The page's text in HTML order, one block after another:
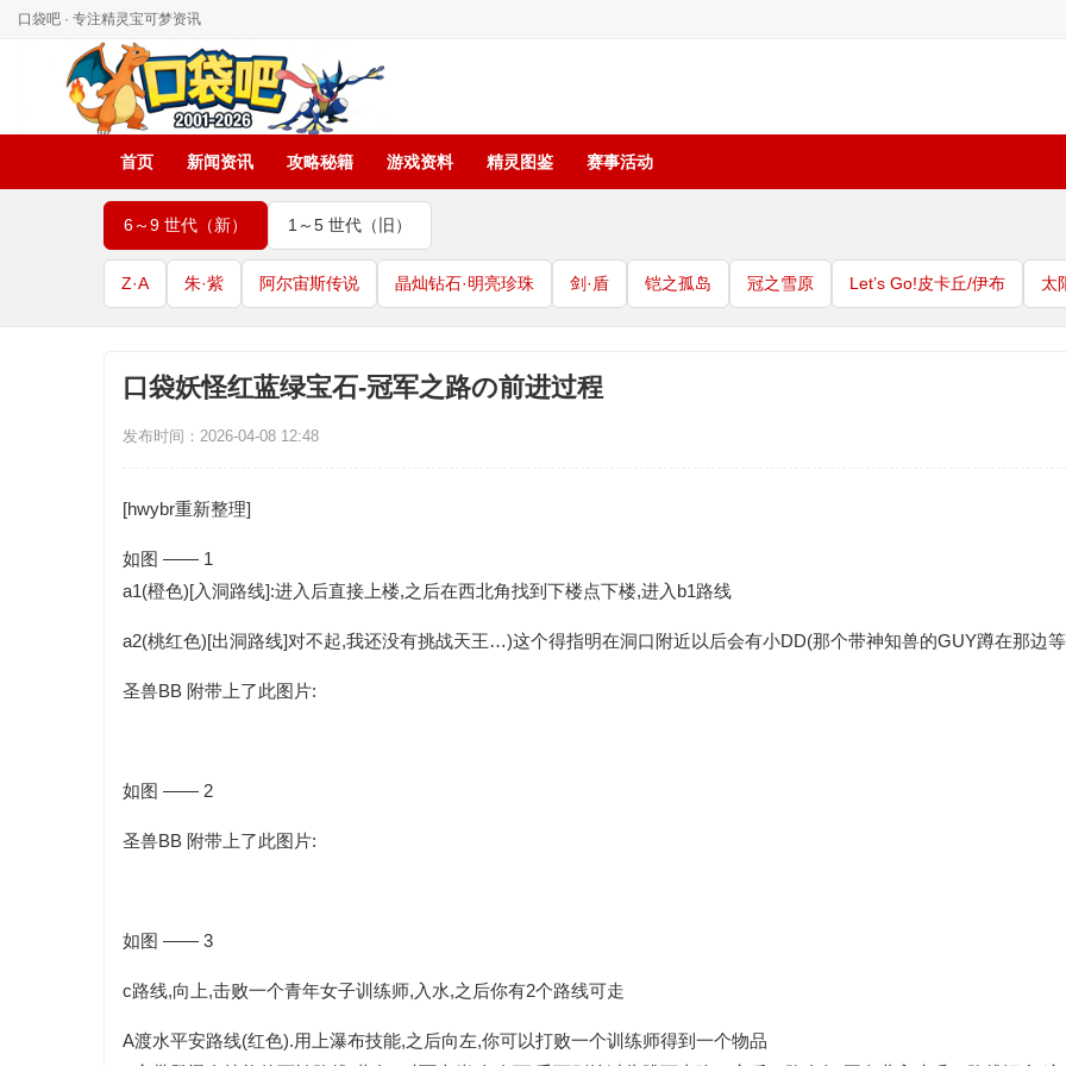
口袋吧 · 专注精灵宝可梦资讯
首页 新闻资讯 攻略秘籍 游戏资料 精灵图鉴 赛事活动
6～9 世代（新） 1～5 世代（旧）
Z·A 朱·紫 阿尔宙斯传说 晶灿钻石·明亮珍珠 剑·盾 铠之孤岛 冠之雪原 Let’s Go!皮卡丘/伊布 太
口袋妖怪红蓝绿宝石-冠军之路の前进过程
发布时间：2026-04-08 12:48
[hwybr重新整理]
如图 —— 1
a1(橙色)[入洞路线]:进入后直接上楼,之后在西北角找到下楼点下楼,进入b1路线
a2(桃红色)[出洞路线]对不起,我还没有挑战天王…)这个得指明在洞口附近以后会有小DD(那个带神知兽的GUY蹲在那边
圣兽BB 附带上了此图片:
如图 —— 2
圣兽BB 附带上了此图片:
如图 —— 3
c路线,向上,击败一个青年女子训练师,入水,之后你有2个路线可走
A渡水平安路线(红色).用上瀑布技能,之后向左,你可以打败一个训练师得到一个物品